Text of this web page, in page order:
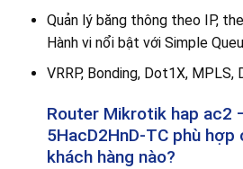
Quản lý băng thông theo IP,
Hành vi nổi bật với Simple
VRRP, Bonding, Dot1X, MPLS,
Router Mikrotik hap ac2
5HacD2HnD-TC phù
khách hàng nào?